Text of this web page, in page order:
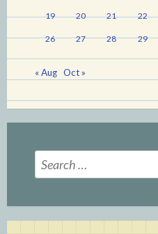
19 20 21 22
26 27 28 29
« Aug Oct »
Search
for: